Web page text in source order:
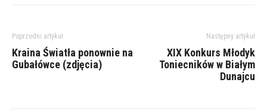
Poprzedni artykuł
Kraina Światła ponownie na
Gubałówce (zdjęcia)
Następny artykuł
XIX Konkurs Młodyk
Toniecników w Białym
Dunajcu